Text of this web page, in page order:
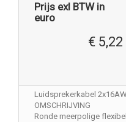
Prijs exl BTW in
euro
€ 5,22
Luidsprekerkabel
OMSCHRIJVING
Ronde meerpolige